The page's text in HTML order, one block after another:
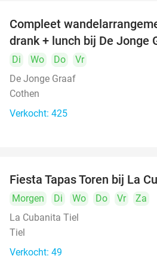
Compleet
drank + lunch bij De Jonge
Di Wo Do
Vr
De Jonge Graaf
Cothen
Verkocht: 425
Fiesta Tapas Toren bij La
Morgen Di Wo Do Vr
Za
La Cubanita Tiel
Tiel
Verkocht: 49